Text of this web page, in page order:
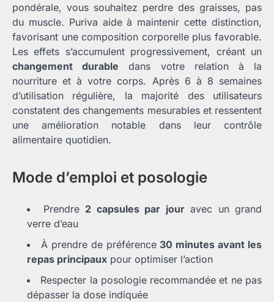
pondérale, vous souhaitez perdre des graisses, pas
du muscle. Puriva aide à maintenir cette distinction,
favorisant une composition corporelle plus favorable.
Les effets s’accumulent progressivement, créant un
changement durable dans votre relation à la
nourriture et à votre corps. Après 6 à 8 semaines
d’utilisation régulière, la majorité des utilisateurs
constatent des changements mesurables et ressentent
une amélioration notable dans leur contrôle
alimentaire quotidien.
Mode d’emploi et posologie
Prendre 2 capsules par jouravec un grand
verre d’eau
À prendre de préférence 30 minutes avant les
repas principaux pour optimiser l’action
Respecter la posologie recommandée et ne pas
dépasser la dose indiquée